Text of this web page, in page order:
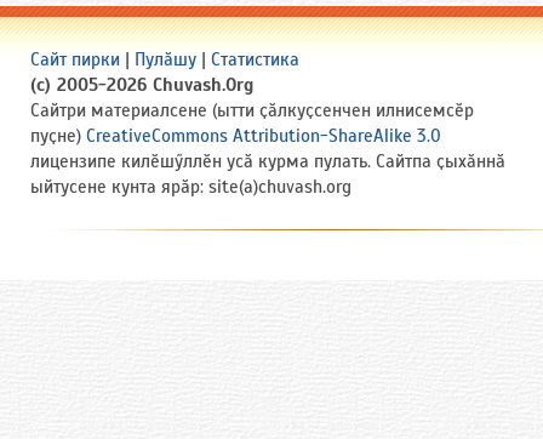
Сайт пирки Пулӑшу
Статистика
(c) 2005-2026 Chuvash.Org
Сайтри материалсене (ытти ҫӑлкуҫсенчен илнисемсӗр
пуҫне) CreativeCommons Attribution-ShareAlike 3.0
лицензипе килӗшӳллӗн усӑ курма пулать. Сайтпа ҫыхӑннӑ
ыйтусене кунта ярӑр: site(a)chuvash.org